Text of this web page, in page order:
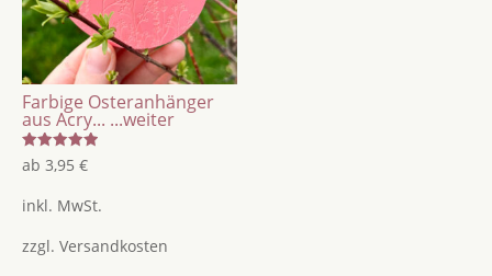
Farbige Osteranhänger
aus Acry... ...weiter
Bewertet
mit
von 5
ab 3,95 €
inkl. MwSt.
zzgl. Versandkosten